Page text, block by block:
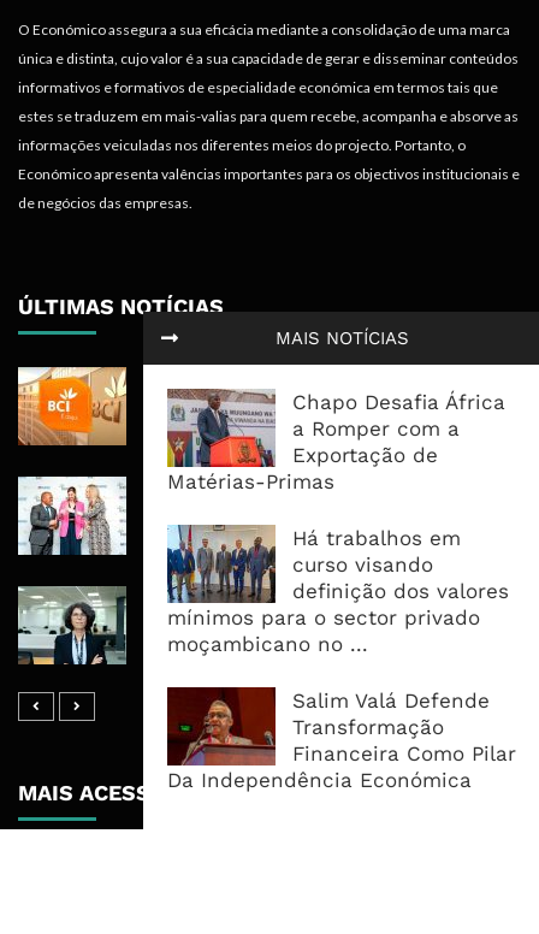
MAIS NOTÍCIAS
Chapo Desafia África
a Romper com a
Exportação de
Matérias-Primas
Há trabalhos em
curso visando
definição dos valores
mínimos para o sector privado
moçambicano no ...
Salim Valá Defende
Transformação
Financeira Como Pilar
Da Independência Económica
O Económico assegura a sua eficácia mediante a consolidação de uma marca
única e distinta, cujo valor é a sua capacidade de gerar e disseminar conteúdos
informativos e formativos de especialidade económica em termos tais que
estes se traduzem em mais-valias para quem recebe, acompanha e absorve as
informações veiculadas nos diferentes meios do projecto. Portanto, o
Económico apresenta valências importantes para os objectivos institucionais e
de negócios das empresas.
ÚLTIMAS NOTÍCIAS
Meticais, Mas Crédito A Clientes
Recua 5,5%
RAIZ Arranca Com 4 Milhões De
Financiamento Às PME
Banco De Desenvolvimento Pode
Mobilizar Capital, Mas Governação
Define O Resultado
MAIS ACESSADOS